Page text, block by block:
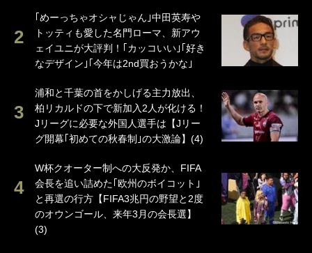
｢めーっちゃオシャじゃん｣中田英寿や
トッティも愛した名門ローマ、新アウ
ェイユニが大評判！｢カッコいい｣｢好き
なデザイン｣｢今年は2nd買おうかな｣
浦和と千葉の首をかしげる主力放出、
柏リカルドの下で新加入2人が化ける！
Jリーグに必要な外国人選手は【Jリー
グ開幕｢初めての秋春制｣の大激論】(4)
W杯クオーター制への大反発か、FIFA
会長を追い詰めた｢欧州のボイコット｣
と再選の行方【FIFA3兆円の野望と2度
のオウンゴール、来年3月の会長選】
(3)